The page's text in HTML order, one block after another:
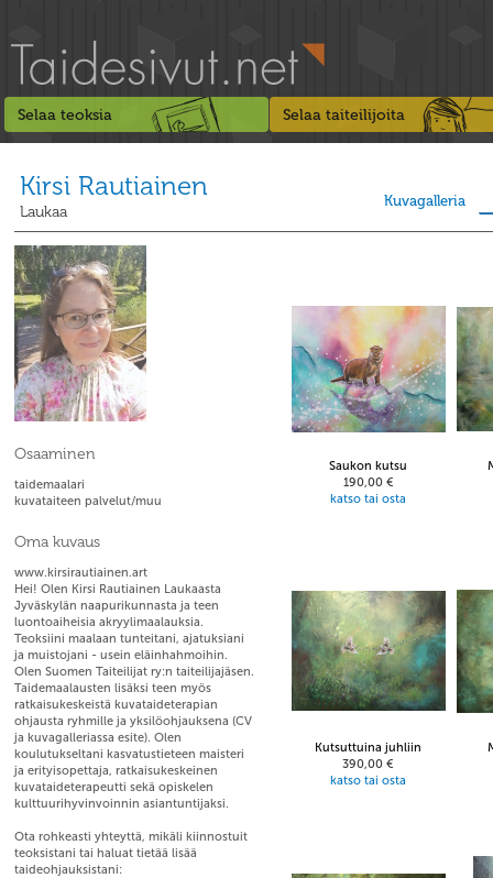
Selaa teoksia Selaa taiteilijoita
Kirsi Rautiainen
Laukaa
Kuvagalleria
Osaaminen
taidemaalari
kuvataiteen palvelut/muu
Oma kuvaus
www.kirsirautiainen.art
Hei! Olen Kirsi Rautiainen Laukaasta
Jyväskylän naapurikunnasta ja teen
luontoaiheisia akryylimaalauksia.
Teoksiini maalaan tunteitani, ajatuksiani
ja muistojani - usein eläinhahmoihin.
Olen Suomen Taiteilijat ry:n taiteilijajäsen.
Taidemaalausten lisäksi teen myös
ratkaisukeskeistä kuvataideterapian
ohjausta ryhmille ja yksilöohjauksena (CV
ja kuvagalleriassa esite). Olen
koulutukseltani kasvatustieteen maisteri
ja erityisopettaja, ratkaisukeskeinen
kuvataideterapeutti sekä opiskelen
kulttuurihyvinvoinnin asiantuntijaksi.
Ota rohkeasti yhteyttä, mikäli kiinnostuit
teoksistani tai haluat tietää lisää
taideohjauksistani:
Saukon kutsu
190,00 €
katso tai osta
Kutsuttuina juhliin
390,00 €
katso tai osta